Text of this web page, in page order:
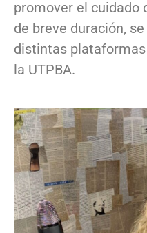
promover el cuidado
de breve duración,
distintas plataformas
la UTPBA.